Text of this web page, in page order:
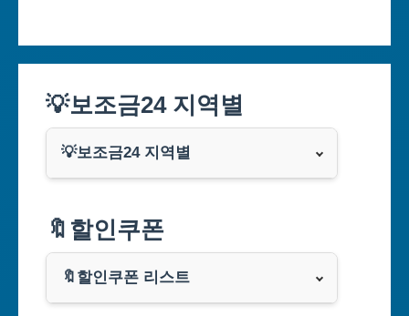
💡보조금24 지역별
💡보조금24 지역별
부산광역시
대구광역시
🔖할인쿠폰
🔖할인쿠폰 리스트